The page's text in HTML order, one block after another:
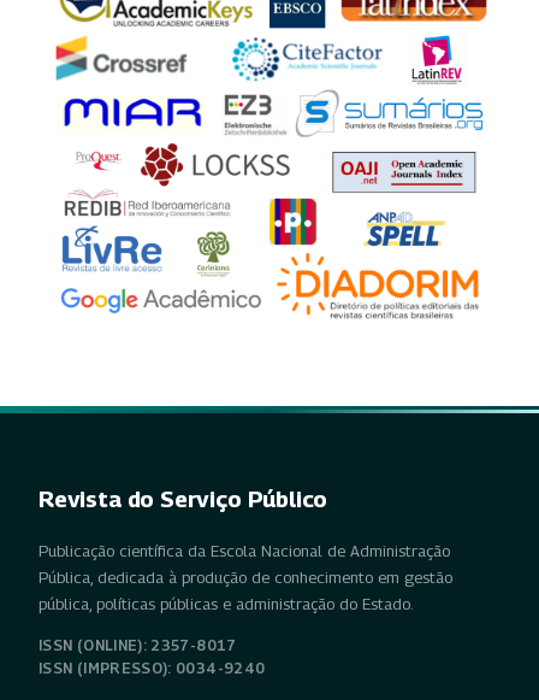
Revista do Serviço Público
Publicação científica da Escola Nacional de Administração
Pública, dedicada à produção de conhecimento em gestão
pública, políticas públicas e administração do Estado.
ISSN (ONLINE): 2357-8017
ISSN (IMPRESSO): 0034-9240